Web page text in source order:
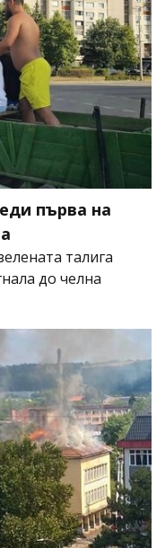
първа на
талига
до челна